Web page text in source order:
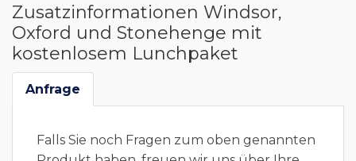
Zusatzinformationen Windsor,
Oxford und Stonehenge mit
kostenlosem Lunchpaket
Anfrage
Falls Sie noch Fragen zum oben genannten